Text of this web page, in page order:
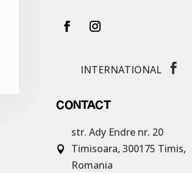
INTERNATIONAL 
CONTACT

str. Ady Endre nr. 20
Timisoara, 300175 Timis,
Romania